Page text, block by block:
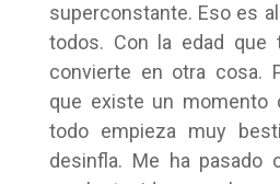
superconstante. Eso es
todos. Con la edad que
convierte en otra cosa.
que existe un momento
todo empieza muy
desinfla. Me ha pasado